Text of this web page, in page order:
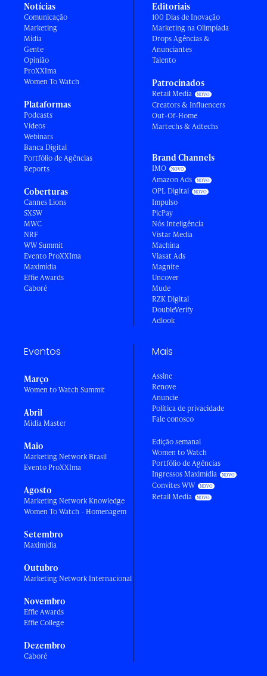
Notícias
Comunicação
Marketing
Mídia
Gente
Opinião
ProXXIma
Women To Watch
Plataformas
Podcasts
Vídeos
Webinars
Banca Digital
Portfólio de Agências
Reports
Coberturas
Cannes Lions
SXSW
MWC
NRF
WW Summit
Evento ProXXIma
Maximídia
Effie Awards
Caboré
Editoriais
100 Dias de Inovação
Marketing na Olimpíada
Drops Agências &
Anunciantes
Talento
Patrocinados
Retail Media
Creators & Influencers
Out-Of-Home
Martechs & Adtechs
Brand Channels
IMO
Amazon Ads
OPL Digital
Impulso
PicPay
Nós Inteligência
Vistar Media
Machina
Viasat Ads
Magnite
Uncover
Mude
RZK Digital
DoubleVerify
Adlook
Eventos
Março
Women to Watch Summit
Abril
Mídia Master
Maio
Marketing Network Brasil
Evento ProXXIma
Agosto
Marketing Network Knowledge
Women To Watch - Homenagem
Setembro
Maximídia
Outubro
Marketing Network Internacional
Novembro
Effie Awards
Effie College
Dezembro
Caboré
Mais
Assine
Renove
Anuncie
Política de privacidade
Fale conosco
Edição semanal
Women to Watch
Portfólio de Agências
Ingressos Maximídia
Convites WW
Retail Media